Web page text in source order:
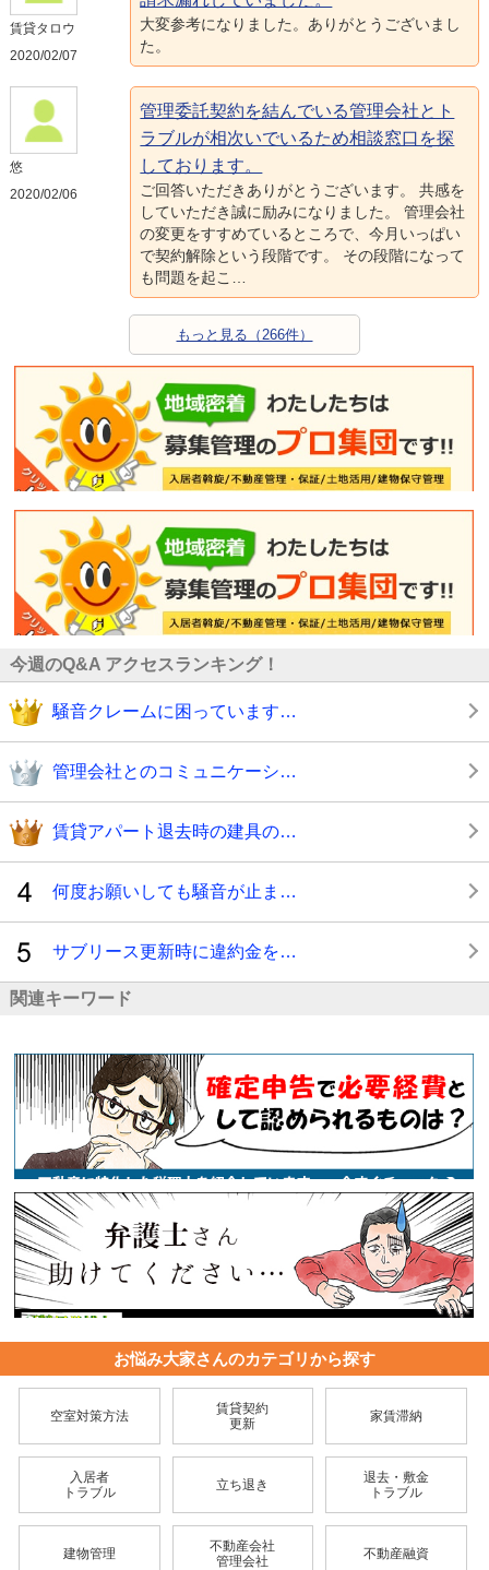
賃貸タロウ
2020/02/07
大変参考になりました。ありがとうございまし
た。
悠
2020/02/06
管理委託契約を結んでいる管理会社とト
ラブルが相次いでいるため相談窓口を探
しております。
ご回答いただきありがとうございます。 共感を
していただき誠に励みになりました。 管理会社
の変更をすすめているところで、今月いっぱい
で契約解除という段階です。 その段階になって
も問題を起こ…
もっと見る（266件）
今週のQ&A アクセスランキング！
騒音クレームに困っています…
管理会社とのコミュニケーシ…
賃貸アパート退去時の建具の…
何度お願いしても騒音が止ま…
サブリース更新時に違約金を…
関連キーワード
お悩み大家さんのカテゴリから探す
空室対策方法
賃貸契約
更新
家賃滞納
入居者
トラブル
立ち退き
退去・敷金
トラブル
建物管理
不動産会社
管理会社
不動産融資